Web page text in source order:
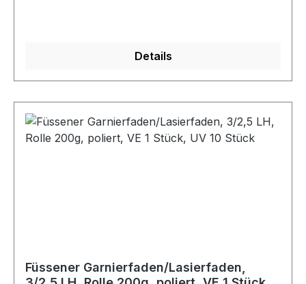
Details
Füssener Garnierfaden/Lasierfaden,